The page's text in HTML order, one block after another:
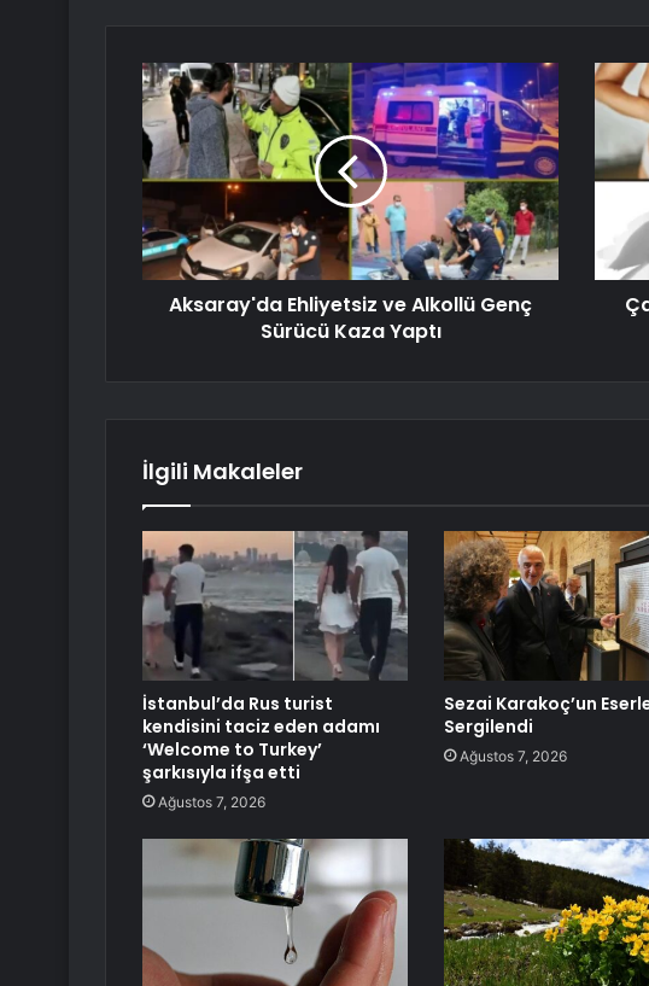
Aksaray'da Ehliyetsiz ve Alkollü Genç
Sürücü Kaza Yaptı
İlgili Makaleler
İstanbul’da Rus turist
kendisini taciz eden adamı
‘Welcome to Turkey’
şarkısıyla ifşa etti
Ağustos 7, 2026
Sezai Karakoç’un
Sergilendi
Ağustos 7, 2026